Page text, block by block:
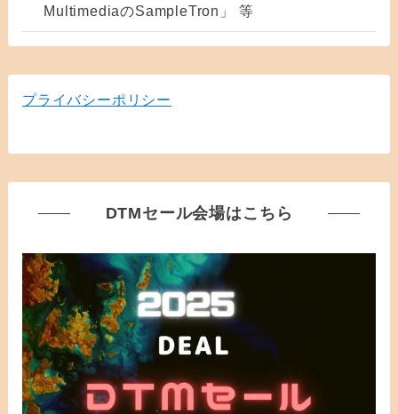
MultimediaのSampleTron」 等
プライバシーポリシー
DTMセール会場はこちら